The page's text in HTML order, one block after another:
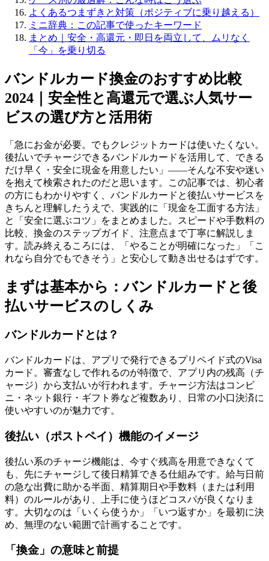
よくあるつまずきと対策（ポジティブに乗り越える）
ミニ辞典：この記事で使ったキーワード
まとめ｜安全・高還元・即日を両立して、ムリなく
「今」を乗り切る
バンドルカード換金のおすすめ比較
2024｜安全性と高還元で選ぶ人気サー
ビスの選び方と活用術
「急にお金が必要。でもクレジットカードは使いたくない。
後払いでチャージできるバンドルカードを活用して、できる
だけ早く・安全に現金を用意したい」——そんな不安や迷い
を抱えて検索されたのだと思います。この記事では、初心者
の方にもわかりやすく、バンドルカードと後払いサービスを
きちんと理解したうえで、実践的に「現金を工面する方法」
と「安全に選ぶコツ」をまとめました。スピードや手数料の
比較、換金のステップガイド、注意点まで丁寧に解説しま
す。読み終えるころには、「やることが明確になった」「こ
れなら自分でもできそう」と安心して動き出せるはずです。
まずは基本から：バンドルカードと後
払いサービスのしくみ
バンドルカードとは？
バンドルカードは、アプリで発行できるプリペイド式のVisa
カード。審査なしで作れるのが特徴で、アプリ内の残高（チ
ャージ）から支払いが行われます。チャージ方法はコンビ
ニ・ネット銀行・ギフト券など複数あり、日常の小口決済に
使いやすいのが魅力です。
後払い（ポストペイ）機能のイメージ
後払い系のチャージ機能は、今すぐ残高を用意できなくて
も、先にチャージして後日精算できる仕組みです。給与日前
の急な出費に助かる半面、精算期日や手数料（または利用
料）のルールがあり、上手に使うほどコスパが良くなりま
す。大切なのは「いくら使うか」「いつ返すか」を最初に決
め、無理のない範囲で計画することです。
「換金」の意味と前提